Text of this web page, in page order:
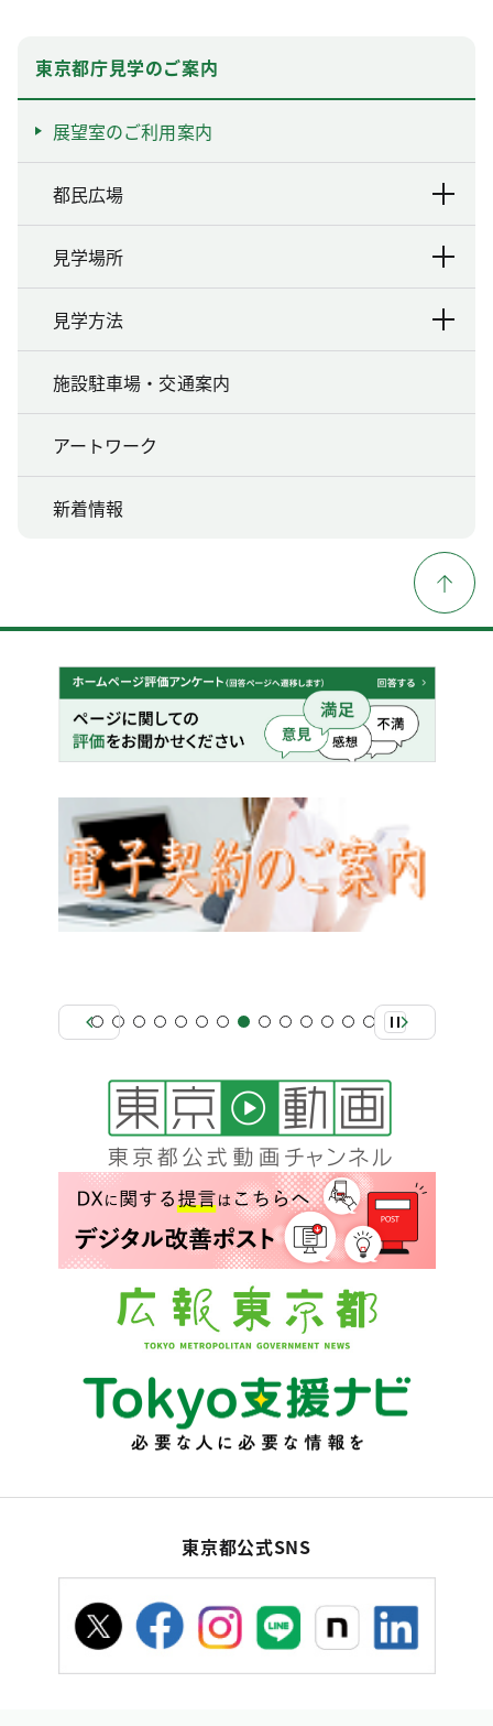
東京都庁見学のご案内
展望室のご利用案内
都民広場
見学場所
見学方法
施設駐車場・交通案内
アートワーク
新着情報
東京都公式SNS